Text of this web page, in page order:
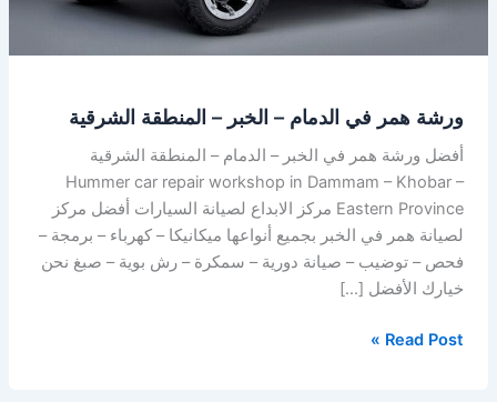
ورشة همر في الدمام – الخبر – المنطقة الشرقية
أفضل ورشة همر في الخبر – الدمام – المنطقة الشرقية
Hummer car repair workshop in Dammam – Khobar –
Eastern Province مركز الابداع لصيانة السيارات أفضل مركز
لصيانة همر في الخبر بجميع أنواعها ميكانيكا – كهرباء – برمجة –
فحص – توضيب – صيانة دورية – سمكرة – رش بوية – صبغ نحن
خيارك الأفضل […]
الشرقية
Read Post »